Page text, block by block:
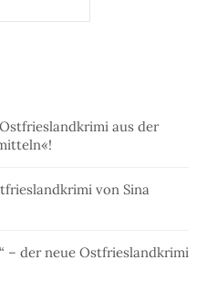
aus der
von Sina
– der neue Ostfrieslandkrimi